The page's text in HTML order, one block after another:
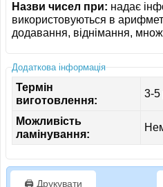
Назви чисел при: надає
використовуються в
додавання, віднімання,
Додаткова інформація
Термін
виготовлення:
3-5
Можливість
ламінування:
🖨️ Друкувати